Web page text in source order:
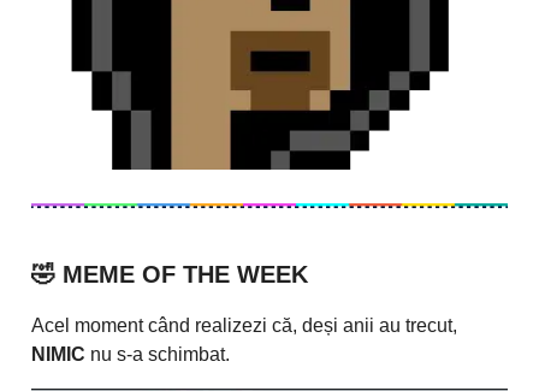
🤣 MEME OF THE WEEK
Acel moment când realizezi că, deși anii au trecut,
NIMIC nu s-a schimbat.